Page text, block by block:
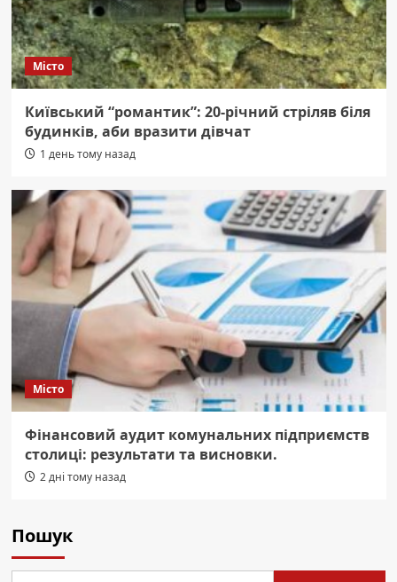
Місто
Київський “романтик”: 20-річний стріляв біля
будинків, аби вразити дівчат
1 день тому назад
Місто
Фінансовий аудит комунальних підприємств
столиці: результати та висновки.
2 дні тому назад
Пошук